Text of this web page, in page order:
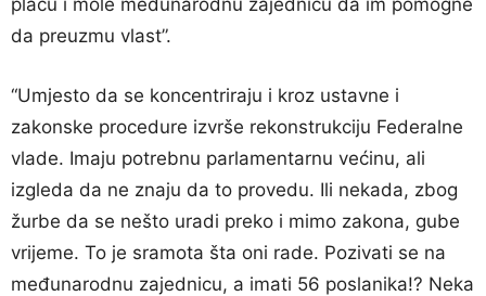
plaču i mole međunarodnu zajednicu da im pomogne
da preuzmu vlast”.
“Umjesto da se koncentriraju i kroz ustavne i
zakonske procedure izvrše rekonstrukciju Federalne
vlade. Imaju potrebnu parlamentarnu većinu, ali
izgleda da ne znaju da to provedu. Ili nekada, zbog
žurbe da se nešto uradi preko i mimo zakona, gube
vrijeme. To je sramota šta oni rade. Pozivati se na
međunarodnu zajednicu, a imati 56 poslanika!? Neka